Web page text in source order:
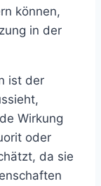
können,
in der
ist der
Wirkung
oder
da sie